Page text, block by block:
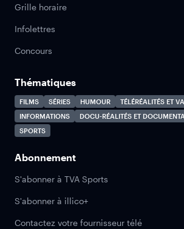
Grille horaire
Infolettres
Concours
Thématiques
FILMS SÉRIES HUMOUR
TÉLÉRÉALITÉS ET
INFORMATIONS
DOCU-RÉALITÉS ET
SPORTS
Abonnement
S'abonner à TVA Sports
S'abonner à illico+
Contactez votre fournisseur télé